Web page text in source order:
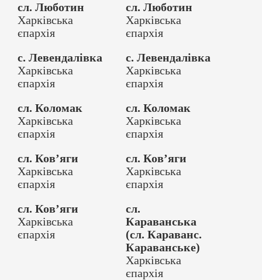
сл. Люботин
Харківська
єпархія
сл. Люботин
Харківська
єпархія
с. Левендалівка
Харківська
єпархія
с. Левендалівка
Харківська
єпархія
сл. Коломак
Харківська
єпархія
сл. Коломак
Харківська
єпархія
сл. Ков’яги
Харківська
єпархія
сл. Ков’яги
Харківська
єпархія
сл. Ков’яги
Харківська
єпархія
сл.
Караванська
(сл. Караванс.
Караванське)
Харківська
єпархія